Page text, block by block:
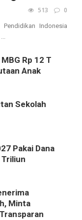
513 0
Indonesia
Rp 12 T
Anak
Sekolah
Pakai Dana
Minta